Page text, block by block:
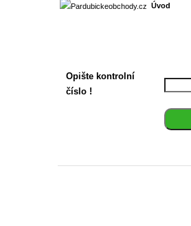
Úvod
Opište kontrolní
číslo !